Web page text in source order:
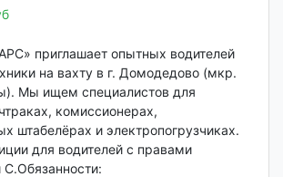
приглашает опытных водителей
на вахту в г. Домодедово (мкр.
Мы ищем специалистов для
комиссионерах,
штабелёрах и электропогрузчиках.
для водителей с правами
C.Обязанности: